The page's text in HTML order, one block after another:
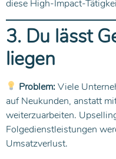
diese High-Impact-
3. Du lässt
liegen
Problem:Viele
auf Neukunden, anstatt
weiterzuarbeiten.
Folgedienstleistungen
Umsatzverlust.